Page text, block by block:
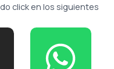
click en los siguientes
W